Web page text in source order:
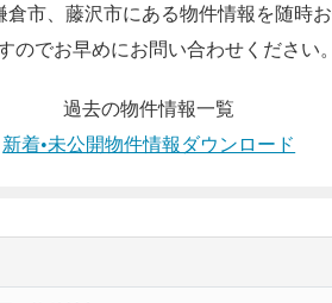
市、藤沢市にある物件情報を随時お
のでお早めにお問い合わせください。
過去の物件情報一覧
新着•未公開物件情報ダウンロード